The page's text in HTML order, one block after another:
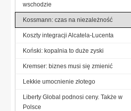
wschodzie
Kossmann: czas na niezależność
Koszty integracji Alcatela-Lucenta
Koński: kopalnia to duże zyski
Kremser: biznes musi się zmienić
Lekkie umocnienie złotego
Liberty Global podnosi ceny. Także w
Polsce